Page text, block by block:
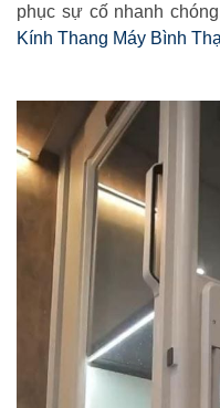
phục sự cố nhanh
Kính Thang Máy Bình